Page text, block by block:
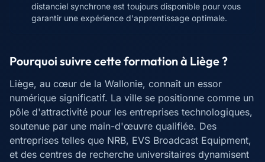
distanciel synchrone est toujours disponible pour vous
garantir une expérience d'apprentissage optimale.
Pourquoi suivre cette formation à Liège?
Liège, au cœur de la Wallonie, connaît un essor
numérique significatif. La ville se positionne comme un
pôle d'attractivité pour les entreprises technologiques,
soutenue par une main-d'œuvre qualifiée. Des
entreprises telles que NRB, EVS Broadcast Equipment,
et des centres de recherche universitaires dynamisent